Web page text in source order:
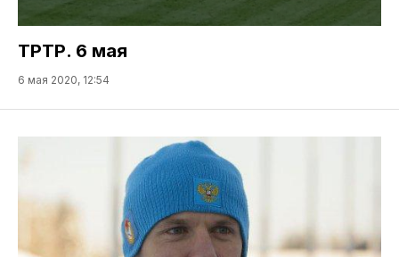
ТРТР. 6 мая
6 мая 2020, 12:54